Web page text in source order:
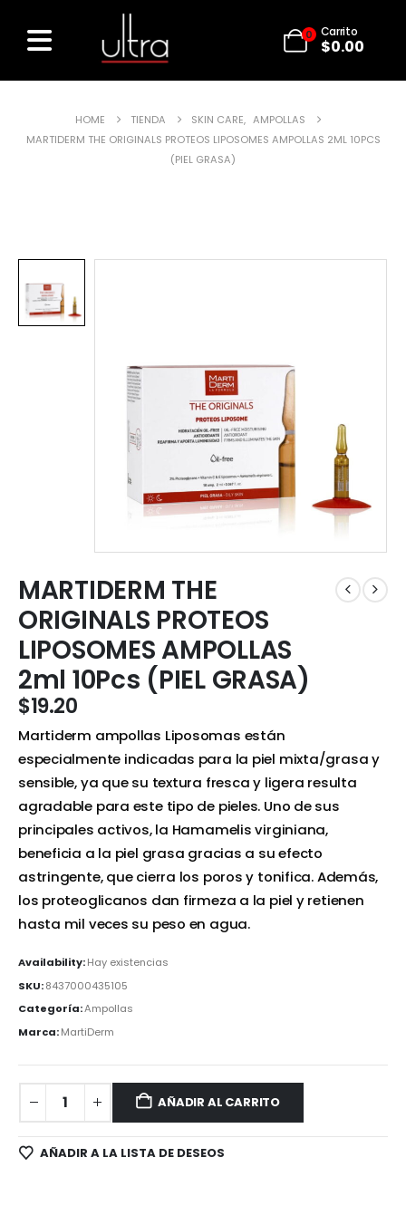
0 Carrito
$0.00
HOME TIENDA SKIN CARE, AMPOLLAS
MARTIDERM THE ORIGINALS PROTEOS LIPOSOMES AMPOLLAS 2ML 10PCS
(PIEL GRASA)
MARTIDERM THE
ORIGINALS PROTEOS
LIPOSOMES AMPOLLAS
2ml 10Pcs (PIEL GRASA)
$19.20
Martiderm ampollas Liposomas están
especialmente indicadas para la piel mixta/grasa y
sensible, ya que su textura fresca y ligera resulta
agradable para este tipo de pieles. Uno de sus
principales activos, la Hamamelis virginiana,
beneficia a la piel grasa gracias a su efecto
astringente, que cierra los poros y tonifica. Además,
los proteoglicanos dan firmeza a la piel y retienen
hasta mil veces su peso en agua.
Availability:Hay existencias
SKU:8437000435105
Categoría:Ampollas
Marca:MartiDerm
AÑADIR AL CARRITO
AÑADIR A LA LISTA DE DESEOS